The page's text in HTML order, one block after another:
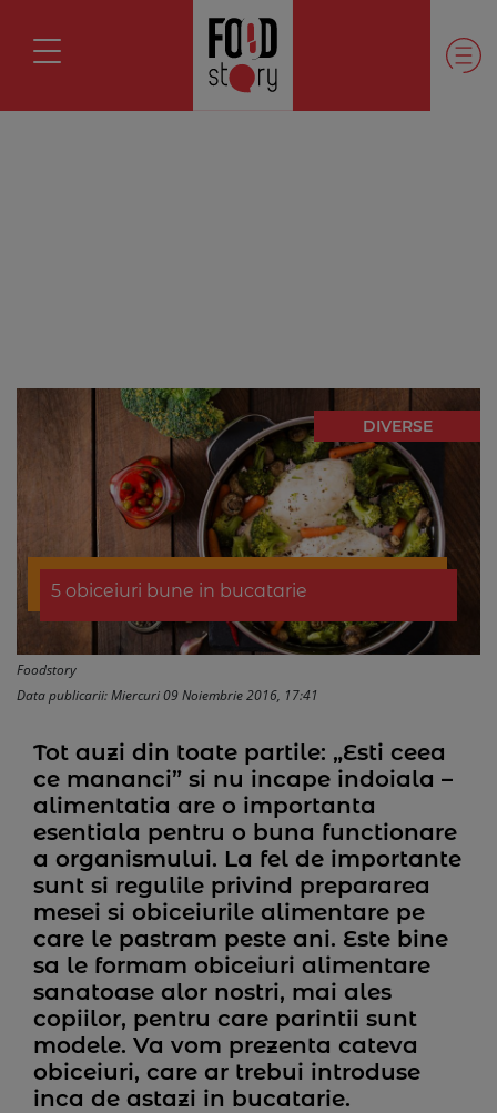
DIVERSE
5 obiceiuri bune in bucatarie
Foodstory
Data publicarii: Miercuri 09 Noiembrie 2016, 17:41
Tot auzi din toate partile: „Esti ceea
ce mananci” si nu incape indoiala –
alimentatia are o importanta
esentiala pentru o buna functionare
a organismului. La fel de importante
sunt si regulile privind prepararea
mesei si obiceiurile alimentare pe
care le pastram peste ani. Este bine
sa le formam obiceiuri alimentare
sanatoase alor nostri, mai ales
copiilor, pentru care parintii sunt
modele. Va vom prezenta cateva
obiceiuri, care ar trebui introduse
inca de astazi in bucatarie.